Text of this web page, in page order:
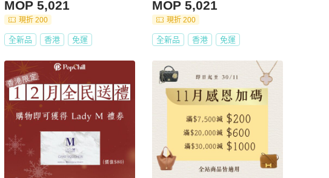
MOP 5,021
現折 200
全新品 香港 免運
MOP 5,021
現折 200
全新品 香港 免運